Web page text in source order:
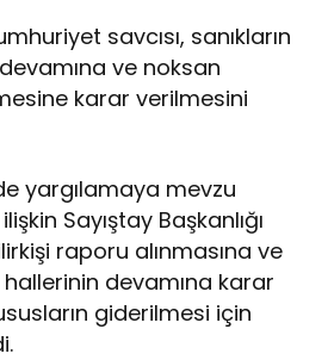
savcısı, sanıkların
ve noksan
karar verilmesini
yargılamaya mevzu
Sayıştay Başkanlığı
raporu alınmasına ve
hallerinin devamına karar
giderilmesi için